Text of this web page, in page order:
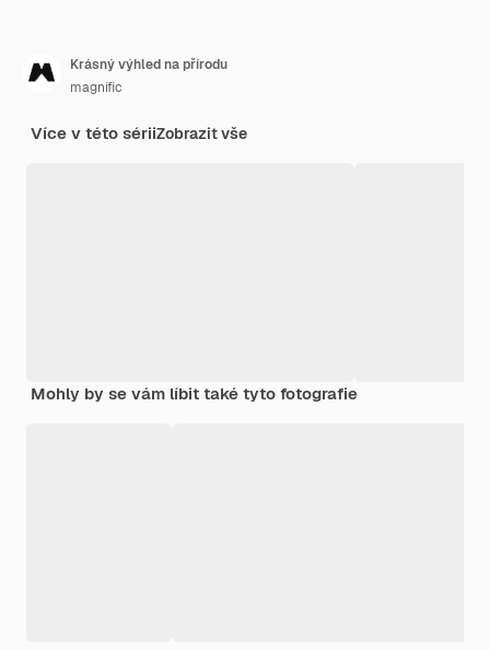
Krásný výhled na přírodu
magnific
Více v této sériiZobrazit vše
Mohly by se vám líbit také tyto fotografie